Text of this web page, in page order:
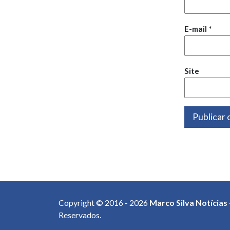
E-mail *
Site
Copyright © 2016 - 2026 Marco Silva Notícias
Reservados.